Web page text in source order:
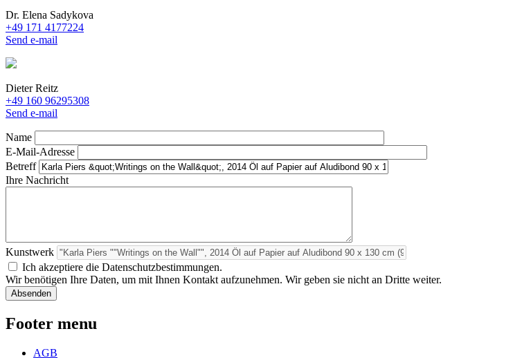
Dr. Elena Sadykova
+49 171 4177224
Send e-mail
Dieter Reitz
+49 160 96295308
Send e-mail
Name
E-Mail-Adresse
Betreff
Ihre Nachricht
Kunstwerk
Ich akzeptiere die Datenschutzbestimmungen.
Wir benötigen Ihre Daten, um mit Ihnen Kontakt aufzunehmen. Wir geben sie nicht an Dritte weiter.
Footer menu
AGB